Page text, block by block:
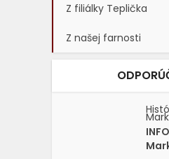
Z filiálky Teplička
Z našej farnosti